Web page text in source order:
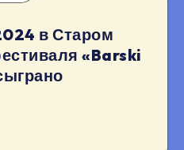
в Старом
«Barski